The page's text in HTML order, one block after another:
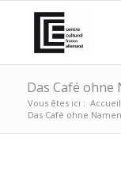
Das Café ohne
Vous êtes ici : Accueil
Das Café ohne